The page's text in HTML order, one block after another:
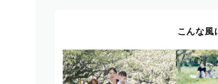
こんな風